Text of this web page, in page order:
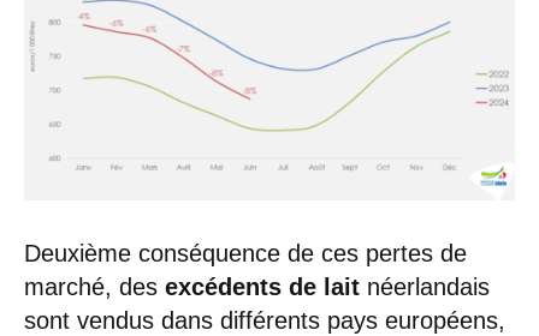
Deuxième conséquence de ces pertes de
marché, des excédents de lait néerlandais
sont vendus dans différents pays européens,